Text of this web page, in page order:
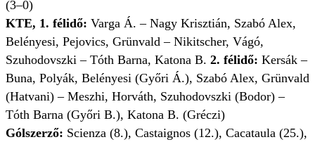
(3–0)
KTE, 1. félidő: Varga Á. – Nagy Krisztián, Szabó Alex,
Belényesi, Pejovics, Grünvald – Nikitscher, Vágó,
Szuhodovszki – Tóth Barna, Katona B. 2. félidő: Kersák –
Buna, Polyák, Belényesi (Győri Á.), Szabó Alex, Grünvald
(Hatvani) – Meszhi, Horváth, Szuhodovszki (Bodor) –
Tóth Barna (Győri B.), Katona B. (Gréczi)
Gólszerző: Scienza (8.), Castaignos (12.), Cacataula (25.),